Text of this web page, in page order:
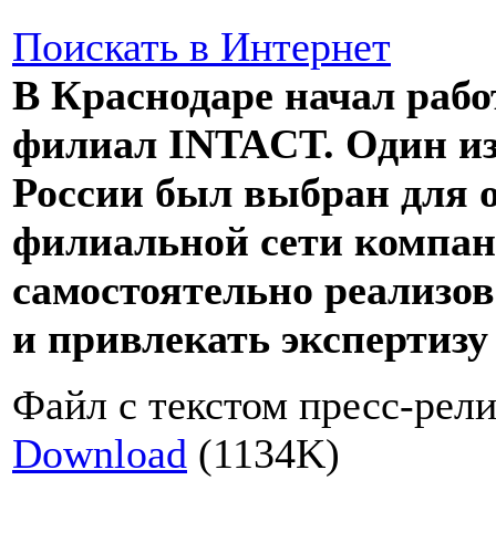
Поискать в Интернет
В Краснодаре начал
филиал INTACT. Один
России был выбран для
филиальной сети
самостоятельно
и привлекать
Файл с текстом пресс-
Download (1134K)